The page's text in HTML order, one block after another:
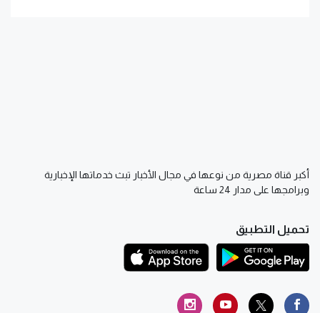
أكبر قناة مصرية من نوعها في مجال الأخبار تبث خدماتها الإخبارية
وبرامجها على مدار 24 ساعة
تحميل التطبيق